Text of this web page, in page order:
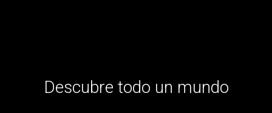
Descubre todo un mundo